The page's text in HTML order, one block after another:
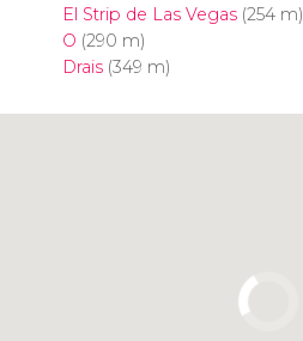
El Strip de Las Vegas(254 m)
O (290 m)
Drais(349 m)